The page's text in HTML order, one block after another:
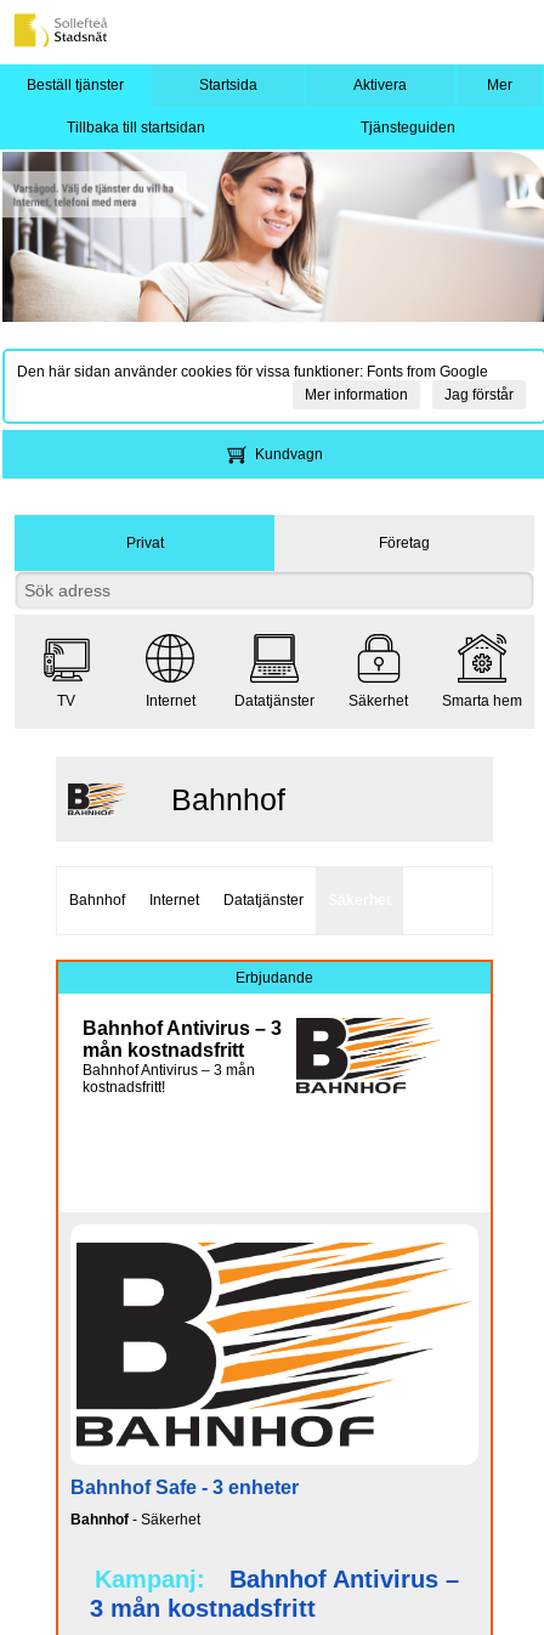
Beställ tjänster Startsida Aktivera Mer
Tillbaka till startsidan Tjänsteguiden
Den här sidan använder cookies för vissa funktioner: Fonts from Google
Jag förstår
Mer information
Kundvagn
Privat Företag
TV Internet Datatjänster Säkerhet Smarta hem
Bahnhof
Bahnhof Internet Datatjänster
Erbjudande
Bahnhof Antivirus – 3
mån kostnadsfritt
Bahnhof Antivirus – 3 mån
kostnadsfritt!
Bahnhof Safe - 3 enheter
Bahnhof - Säkerhet
Kampanj:
Bahnhof Antivirus –
3 mån kostnadsfritt